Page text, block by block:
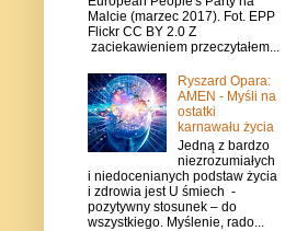
Malcie (marzec 2017). Fot. EPP
Flickr CC BY 2.0 Z
zaciekawieniem przeczytałem...
Ryszard Opara:
AMEN - Myśli na
ostatki
karnawału życia
Jedną z bardzo
niezrozumiałych
i niedocenianych podstaw życia
i zdrowia jest U śmiech -
pozytywny stosunek – do
wszystkiego. Myślenie, rado...